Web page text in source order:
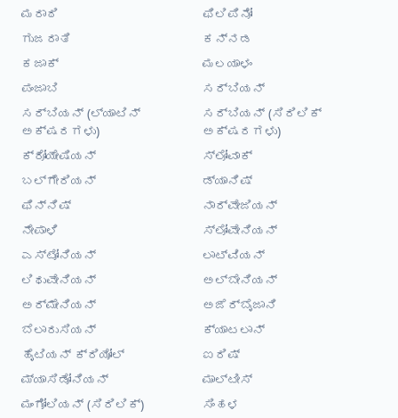
ಮರಾಠಿ
ಫಿಲಿಪಿನೋ
ಗುಜರಾತಿ
ಕನ್ನಡ
ಕಜಾಕ್
ಮಲಯಾಳಂ
ಪಂಜಾಬಿ
ಸರ್ಬಿಯನ್
ಸರ್ಬಿಯನ್ (ಲ್ಯಾಟಿನ್
ಅಕ್ಷರಗಳು)
ಸರ್ಬಿಯನ್ (ಸಿರಿಲಿಕ್
ಅಕ್ಷರಗಳು)
ಕ್ರೋಯೇಷಿಯನ್
ಸ್ಲೋವಾಕ್
ಬಲ್ಗೇರಿಯನ್
ಡ್ಯಾನಿಷ್
ಫಿನ್ನಿಷ್
ನಾರ್ವೇಜಿಯನ್
ನೇಪಾಳಿ
ಸ್ಲೋವೇನಿಯನ್
ಎಸ್ಟೋನಿಯನ್
ಲಾಟ್ವಿಯನ್
ಲಿಥುವೇನಿಯನ್
ಅಲ್ಬೇನಿಯನ್
ಅರ್ಮೇನಿಯನ್
ಅಜೆರ್ಬೈಜಾನಿ
ಬೆಲಾರುಸಿಯನ್
ಕ್ಯಾಟಲಾನ್
ಹೈಟಿಯನ್ ಕ್ರಿಯೋಲ್
ಐರಿಷ್
ಮ್ಯಾಸಿಡೋನಿಯನ್
ಮಾಲ್ಟೀಸ್
ಮಂಗೋಲಿಯನ್ (ಸಿರಿಲಿಕ್)
ಸಿಂಹಳ